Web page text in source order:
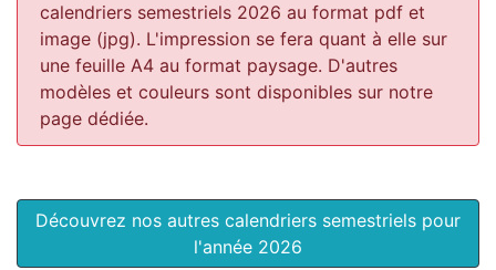
calendriers semestriels 2026 au format pdf et
image (jpg). L'impression se fera quant à elle sur
une feuille A4 au format paysage. D'autres
modèles et couleurs sont disponibles sur notre
page dédiée.
Découvrez nos autres calendriers semestriels pour
l'année 2026